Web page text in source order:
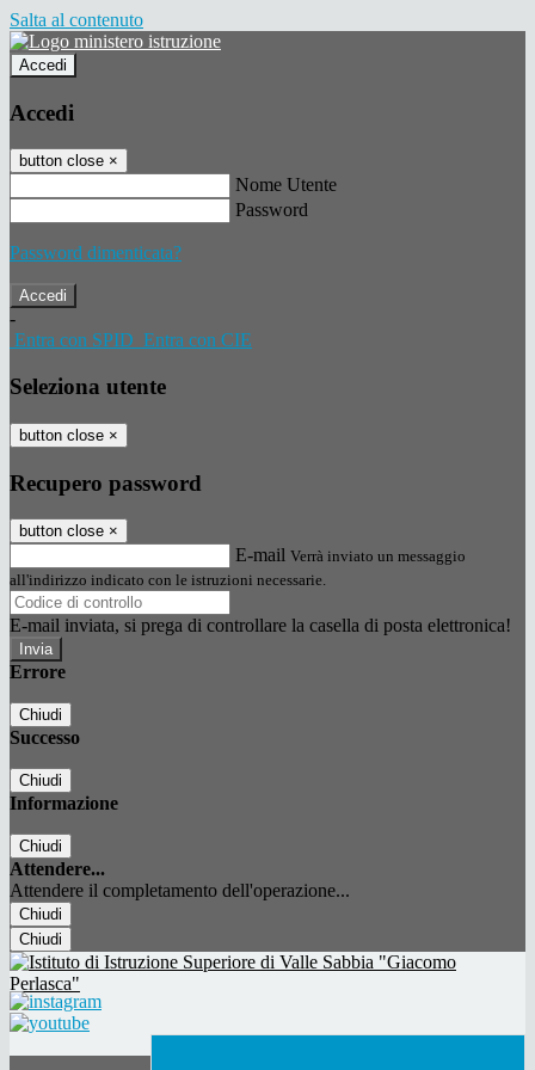
Salta al contenuto
Accedi
Accedi
button close ×
Nome Utente
Password
Password dimenticata?
-
Entra con SPID Entra con CIE
Seleziona utente
button close ×
Recupero password
button close ×
E-mail Verrà inviato un messaggio
all'indirizzo indicato con le istruzioni necessarie.
E-mail inviata, si prega di controllare la casella di posta elettronica!
Errore
Chiudi
Successo
Chiudi
Informazione
Chiudi
Attendere...
Attendere il completamento dell'operazione...
Chiudi
Chiudi